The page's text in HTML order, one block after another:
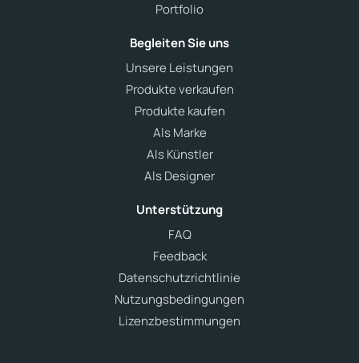
Portfolio
Begleiten Sie uns
Unsere Leistungen
Produkte verkaufen
Produkte kaufen
Als Marke
Als Künstler
Als Designer
Unterstützung
FAQ
Feedback
Datenschutzrichtlinie
Nutzungsbedingungen
Lizenzbestimmungen